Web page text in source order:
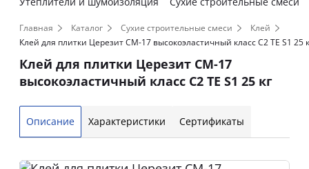
Главная Каталог Сухие строительные смеси
Клей
Клей для плитки Церезит СМ-17 высокоэластичный класс C2 TE S1 25
Клей для плитки Церезит СМ-17
высокоэластичный класс C2 TE S1 25 кг
Описание Характеристики Сертификаты